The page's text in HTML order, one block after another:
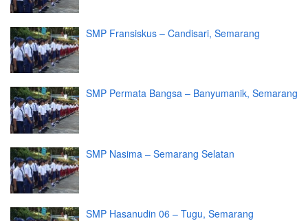
SMP Fransiskus – Candisari, Semarang
SMP Permata Bangsa – Banyumanik, Semarang
SMP Nasima – Semarang Selatan
SMP Hasanudin 06 – Tugu, Semarang